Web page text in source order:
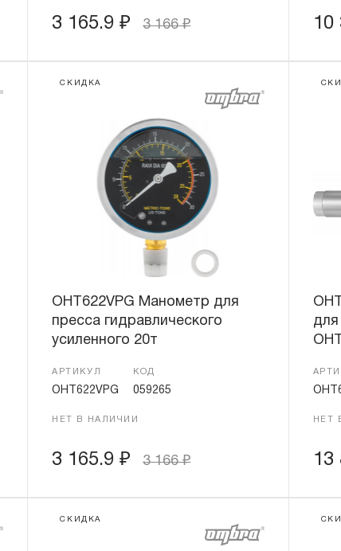
3 165.9₽ 3 166₽ 10
СКИДКА
OHT622VPG Манометр для
пресса гидравлического
усиленного 20т
АРТИКУЛ
OHT622VPG
КОД
059265
НЕТ В НАЛИЧИИ
3 165.9₽ 3 166₽
для
НЕТ
13
СКИДКА